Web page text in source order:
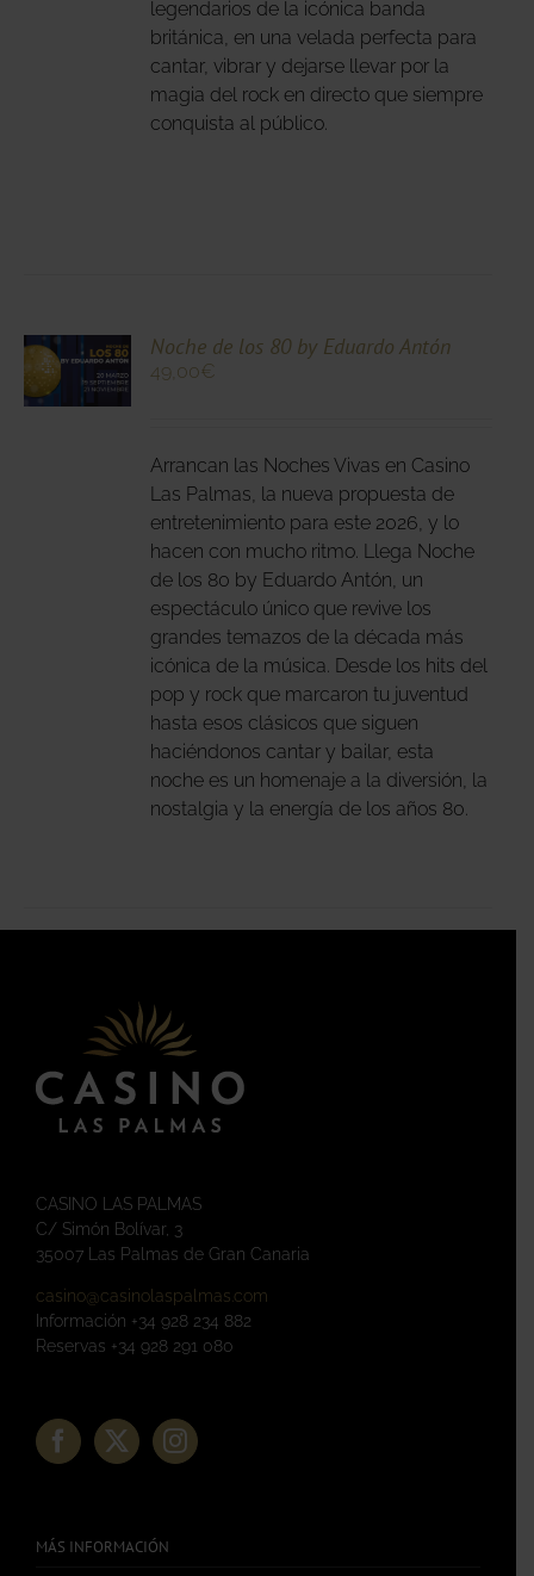
legendarios de la icónica banda
británica, en una velada perfecta para
cantar, vibrar y dejarse llevar por la
magia del rock en directo que siempre
conquista al público.
Noche de los 80 by Eduardo Antón
49,00€
Arrancan las Noches Vivas en Casino
Las Palmas, la nueva propuesta de
entretenimiento para este 2026, y lo
hacen con mucho ritmo. Llega Noche
de los 80 by Eduardo Antón, un
espectáculo único que revive los
grandes temazos de la década más
icónica de la música. Desde los hits del
pop y rock que marcaron tu juventud
hasta esos clásicos que siguen
haciéndonos cantar y bailar, esta
noche es un homenaje a la diversión, la
nostalgia y la energía de los años 80.
CASINO LAS PALMAS
C/ Simón Bolívar, 3
35007 Las Palmas de Gran Canaria
casino@casinolaspalmas.com
Información +34 928 234 882
Reservas +34 928 291 080
MÁS INFORMACIÓN